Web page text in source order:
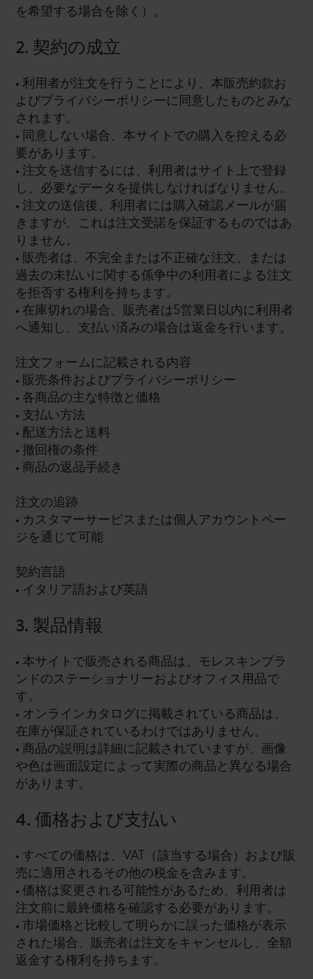
を希望する場合を除く）。
2. 契約の成立
• 利用者が注文を行うことにより、本販売約款お
よびプライバシーポリシーに同意したものとみな
されます。
• 同意しない場合、本サイトでの購入を控える必
要があります。
• 注文を送信するには、利用者はサイト上で登録
し、必要なデータを提供しなければなりません。
• 注文の送信後、利用者には購入確認メールが届
きますが、これは注文受諾を保証するものではあ
りません。
• 販売者は、不完全または不正確な注文、または
過去の未払いに関する係争中の利用者による注文
を拒否する権利を持ちます。
• 在庫切れの場合、販売者は5営業日以内に利用者
へ通知し、支払い済みの場合は返金を行います。
注文フォームに記載される内容
• 販売条件およびプライバシーポリシー
• 各商品の主な特徴と価格
• 支払い方法
• 配送方法と送料
• 撤回権の条件
• 商品の返品手続き
注文の追跡
• カスタマーサービスまたは個人アカウントペー
ジを通じて可能
契約言語
• イタリア語および英語
3. 製品情報
• 本サイトで販売される商品は、モレスキンブラ
ンドのステーショナリーおよびオフィス用品で
す。
• オンラインカタログに掲載されている商品は、
在庫が保証されているわけではありません。
• 商品の説明は詳細に記載されていますが、画像
や色は画面設定によって実際の商品と異なる場合
があります。
4. 価格および支払い
• すべての価格は、VAT（該当する場合）および販
売に適用されるその他の税金を含みます。
• 価格は変更される可能性があるため、利用者は
注文前に最終価格を確認する必要があります。
• 市場価格と比較して明らかに誤った価格が表示
された場合、販売者は注文をキャンセルし、全額
返金する権利を持ちます。